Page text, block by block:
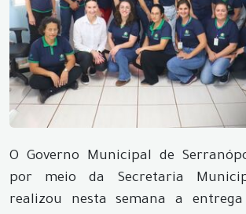
O Governo Municipal de
por meio da Secretaria
realizou nesta semana a